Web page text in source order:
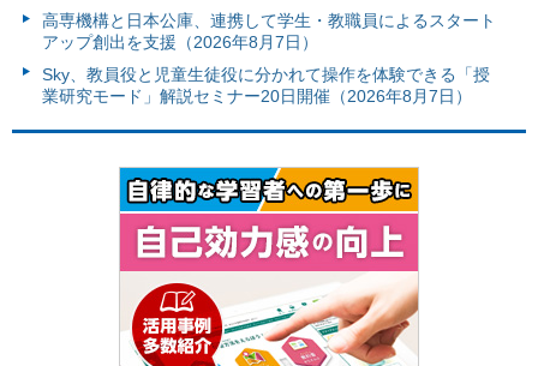
高専機構と日本公庫、連携して学生・教職員によるスタート
アップ創出を支援（2026年8月7日）
Sky、教員役と児童生徒役に分かれて操作を体験できる「授
業研究モード」解説セミナー20日開催（2026年8月7日）